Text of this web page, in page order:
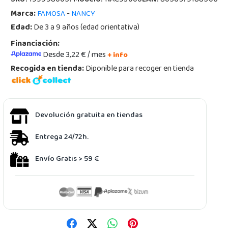
Marca:FAMOSA-NANCY
Edad:De 3 a 9 años (edad orientativa)
Financiación:
Desde 3,22 € / mes+ info
Recogida en tienda:Diponible para recoger en tienda
Devolución gratuita en tiendas
Entrega 24/72h.
Envío Gratis > 59 €